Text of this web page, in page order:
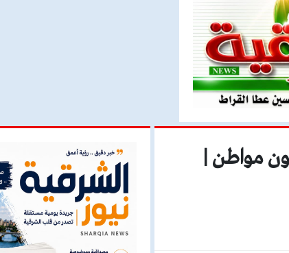
تقدم خدماتها المباشرة لـ36 مليون مواطن |